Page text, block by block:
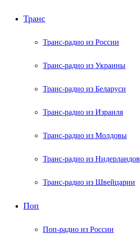
Транс
Транс-радио из России
Транс-радио из Украины
Транс-радио из Беларуси
Транс-радио из Израиля
Транс-радио из Молдовы
Транс-радио из Нидерландов
Транс-радио из Швейцарии
Поп
Поп-радио из России